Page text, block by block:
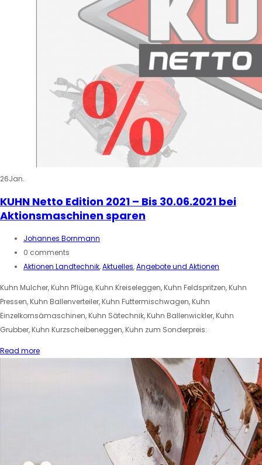
26Jan.
KUHN Netto Edition 2021 – Bis 30.06.2021 bei
Aktionsmaschinen sparen
Johannes Bornmann
0 comments
Aktionen Landtechnik,Aktuelles,Angebote und Aktionen
Kuhn Mulcher, Kuhn Pflüge, Kuhn Kreiseleggen, Kuhn Feldspritzen, Kuhn
Pressen, Kuhn Ballenverteiler, Kuhn Futtermischwagen, Kuhn
Einzelkornsämaschinen, Kuhn Sätechnik, Kuhn Ballenwickler, Kuhn
Grubber, Kuhn Kurzscheibeneggen, Kuhn zum Sonderpreis:
Read more